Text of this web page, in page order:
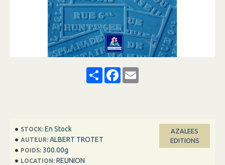
ShareFacebook
Email
STOCK: En Stock
AUTEUR: ALBERT TROTET
POIDS: 300.00g
LOCATION: REUNION
AZALEES
EDITIONS